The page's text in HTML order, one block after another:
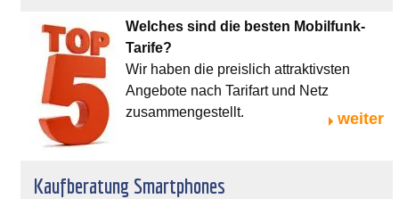
Welches sind die besten Mobilfunk-
Tarife?
Wir haben die preislich attraktivsten
Angebote nach Tarifart und Netz
zusammengestellt.
weiter
Kaufberatung Smartphones